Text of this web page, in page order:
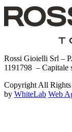
Rossi Gioielli Srl –
1191798 – Capitale
Copyright All
by WhiteLab Web